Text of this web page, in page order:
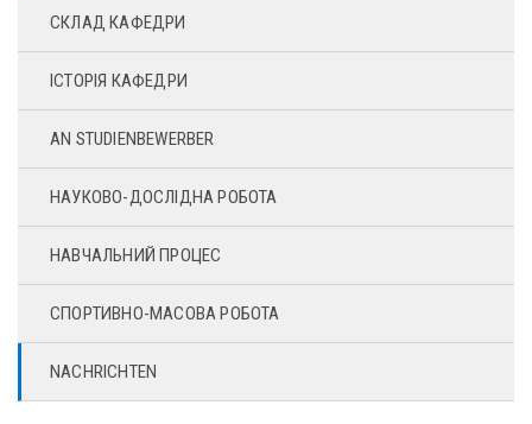
СКЛАД КАФЕДРИ
ІСТОРІЯ КАФЕДРИ
AN STUDIENBEWERBER
НАУКОВО-ДОСЛІДНА РОБОТА
НАВЧАЛЬНИЙ ПРОЦЕС
СПОРТИВНО-МАСОВА РОБОТА
NACHRICHTEN